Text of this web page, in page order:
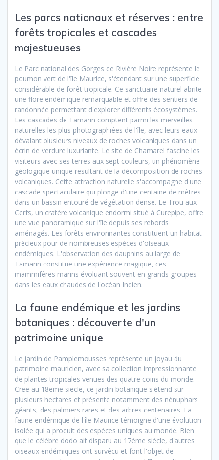
Les parcs nationaux et réserves : entre
forêts tropicales et cascades
majestueuses
Le Parc national des Gorges de Rivière Noire représente le
poumon vert de l'île Maurice, s'étendant sur une superficie
considérable de forêt tropicale. Ce sanctuaire naturel abrite
une flore endémique remarquable et offre des sentiers de
randonnée permettant d'explorer différents écosystèmes.
Les cascades de Tamarin comptent parmi les merveilles
naturelles les plus photographiées de l'île, avec leurs eaux
dévalant plusieurs niveaux de roches volcaniques dans un
écrin de verdure luxuriante. Le site de Chamarel fascine les
visiteurs avec ses terres aux sept couleurs, un phénomène
géologique unique résultant de la décomposition de roches
volcaniques. Cette attraction naturelle s'accompagne d'une
cascade spectaculaire qui plonge d'une centaine de mètres
dans un bassin entouré de végétation dense. Le Trou aux
Cerfs, un cratère volcanique endormi situé à Curepipe, offre
une vue panoramique sur l'île depuis ses rebords
aménagés. Les forêts environnantes constituent un habitat
précieux pour de nombreuses espèces d'oiseaux
endémiques. L'observation des dauphins au large de
Tamarin constitue une expérience magique, ces
mammifères marins évoluant souvent en grands groupes
dans les eaux chaudes de l'océan Indien.
La faune endémique et les jardins
botaniques : découverte d'un
patrimoine unique
Le jardin de Pamplemousses représente un joyau du
patrimoine mauricien, avec sa collection impressionnante
de plantes tropicales venues des quatre coins du monde.
Créé au 18ème siècle, ce jardin botanique s'étend sur
plusieurs hectares et présente notamment des nénuphars
géants, des palmiers rares et des arbres centenaires. La
faune endémique de l'île Maurice témoigne d'une évolution
isolée qui a produit des espèces uniques au monde. Bien
que le célèbre dodo ait disparu au 17ème siècle, d'autres
oiseaux endémiques ont survécu et font l'objet de